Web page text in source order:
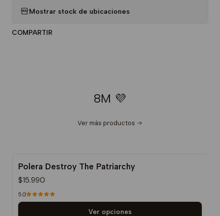
Mostrar stock de ubicaciones
COMPARTIR
8M 💜
Ver más productos
Polera Destroy The Patriarchy
$15.990
5.0
Ver opciones